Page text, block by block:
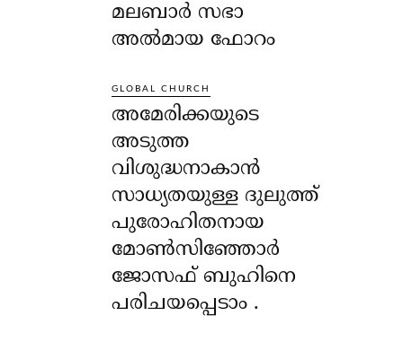
മലബാർ സഭാ
അൽമായ ഫോറം
GLOBAL CHURCH
അമേരിക്കയുടെ
അടുത്ത
വിശുദ്ധനാകാൻ
സാധ്യതയുള്ള ദുലുത്ത്
പുരോഹിതനായ
മോൺസിഞ്ഞോർ
ജോസഫ് ബുഹിനെ
പരിചയപ്പെടാം .